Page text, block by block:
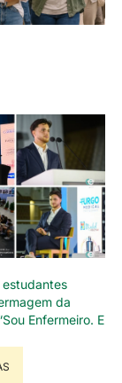
estudantes
da
Enfermeiro. E